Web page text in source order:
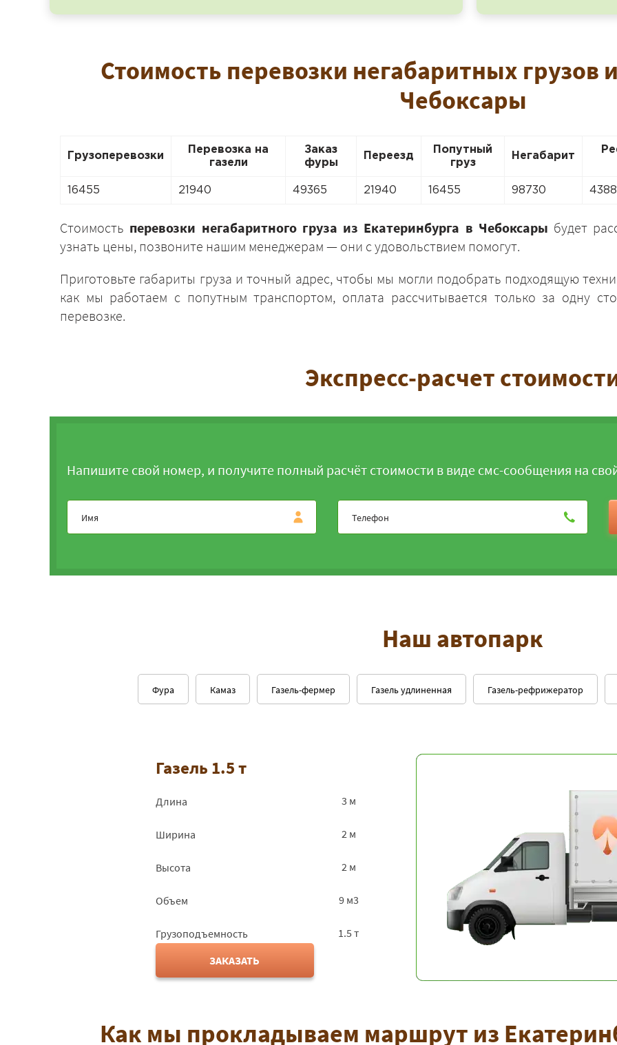
Стоимость перевозки негабаритных грузов
Чебоксары
Грузоперевозки
Перевозка на
газели
Заказ
фуры
Переезд
Попутный
груз
Негабарит
16455 21940 49365 21940 16455 98730
Стоимость перевозки негабаритного груза из Екатеринбурга в Чебоксары будет
узнать цены, позвоните нашим менеджерам — они с удовольствием помогут.
Приготовьте габариты груза и точный адрес, чтобы мы могли подобрать подходящую
как мы работаем с попутным транспортом, оплата рассчитывается только за одну
перевозке.
Экспресс-расчет
Напишите свой номер, и получите полный расчёт стоимости в виде смс-сообщения на
Наш автопарк
Газель удлиненная Газель-рефрижератор
Газель-фермер
Камаз
Фура
Газель 1.5 т
Длина 3 м
Ширина 2 м
Высота 2 м
Объем 9 м3
Грузоподъемность
1.5 т
ЗАКАЗАТЬ
Как мы прокладываем маршрут из
ЗАКАЗАТЬ